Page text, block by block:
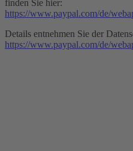
finden Sie hier:
https://www.paypal.com/de/
Details entnehmen Sie der
https://www.paypal.com/de/